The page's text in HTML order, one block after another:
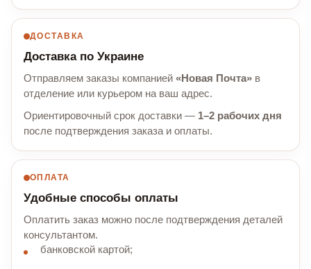
ДОСТАВКА
Доставка по Украине
Отправляем заказы компанией «Новая Почта» в
отделение или курьером на ваш адрес.
Ориентировочный срок доставки — 1–2 рабочих дня
после подтверждения заказа и оплаты.
ОПЛАТА
Удобные способы оплаты
Оплатить заказ можно после подтверждения деталей
консультантом.
банковской картой;